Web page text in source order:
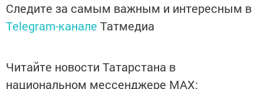
Следите за самым важным и интересным в
Telegram-канале Татмедиа
Читайте новости Татарстана в
национальном мессенджере MАХ: